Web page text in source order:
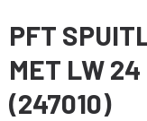
PFT
MET LW 24
(247010)